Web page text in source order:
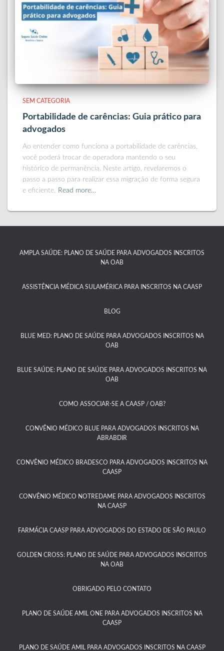
SEM CATEGORIA
Portabilidade de carências: Guia prático para
advogados
Ao entender como funciona a portabilidade de carências,
você poderá trocar de operadora mantendo o seu
histórico de permanência. Neste artigo, revelaremos o
passo a passo para realizar essa migração de forma segura
e eficiente. Read more…
AMPLA SAÚDE: PLANO DE SAÚDE PARA ADVOGADOS INSCRITOS
NA OAB
ASSISTÊNCIA MÉDICA SULAMÉRICA PARA INSCRITOS NA CAASP​
BLOG
BLUE MED: PLANO DE SAÚDE PARA ADVOGADOS INSCRITOS NA
OAB
BLUE SAÚDE: PLANO DE SAÚDE PARA ADVOGADOS INSCRITOS NA
OAB​
COMO ASSOCIAR-SE A CAASP / OAB?​
CONVÊNIO MÉDICO BLUE PARA ADVOGADOS INSCRITOS NA
ABRABDIR
CONVÊNIO MÉDICO BRADESCO PARA ADVOGADOS INSCRITOS NA
CAASP​
CONVÊNIO MÉDICO NOTREDAME PARA ADVOGADOS INSCRITOS
NA CAASP​
FARMÁCIA CAASP PARA ADVOGADOS DO ESTADO DE SÃO PAULO​
GOLDEN CROSS: PLANO DE SAÚDE PARA ADVOGADOS INSCRITOS
NA OAB
OBRIGADO PELO CONTATO
PLANO DE SAÚDE AMIL ONE PARA ADVOGADOS INSCRITOS NA
CAASP​
PLANO DE SAÚDE AMIL PARA ADVOGADOS INSCRITOS NA CAASP